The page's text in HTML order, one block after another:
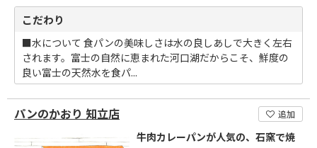
こだわり
■水について 食パンの美味しさは水の良しあしで大きく左右
されます。富士の自然に恵まれた河口湖だからこそ、鮮度の
良い富士の天然水を食パ...
パンのかおり 知立店 追加
牛肉カレーパンが人気の、石窯で焼